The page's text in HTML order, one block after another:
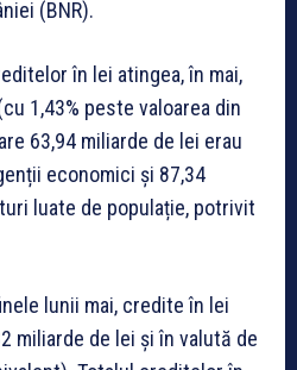
(BNR).
în lei atingea, în mai,
1,43% peste valoarea din
63,94 miliarde de lei erau
economici și 87,34
luate de populație, potrivit
lunii mai, credite în lei
miliarde de lei și în valută de